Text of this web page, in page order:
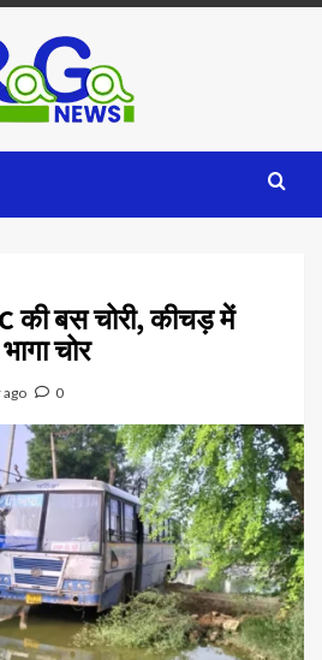
बस चोरी, कीचड़ में
चोर
ago 0